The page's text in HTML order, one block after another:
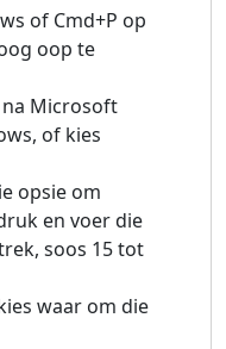
of Cmd+P op
oop te
Microsoft
of kies
opsie om
en voer die
soos 15 tot
waar om die